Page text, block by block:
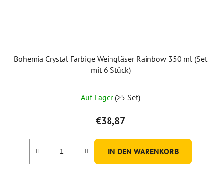
Bohemia Crystal Farbige Weingläser Rainbow 350 ml (Set
mit 6 Stück)
durchschnittliche
Produktbewertung
ist
5,0
von
Auf Lager (>5 Set)
€38,87
IN DEN WARENKORB